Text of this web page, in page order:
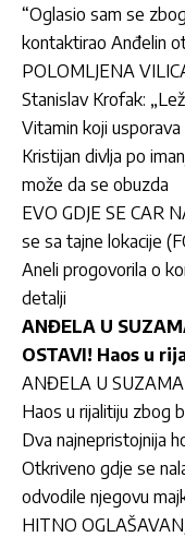
“Oglasio sam se
kontaktirao Anđelin
POLOMLJENA
Stanislav Krofak:
Vitamin koji
Kristijan divlja po
može da se obuzda
EVO GDJE SE CAR
se sa tajne lokacije
Aneli progovorila o
detalji
ANĐELA U
OSTAVI! Haos u
ANĐELA U
Haos u rijalitiju zbog
Dva najnepristojnija
Otkriveno gdje se
odvodile njegovu
HITNO